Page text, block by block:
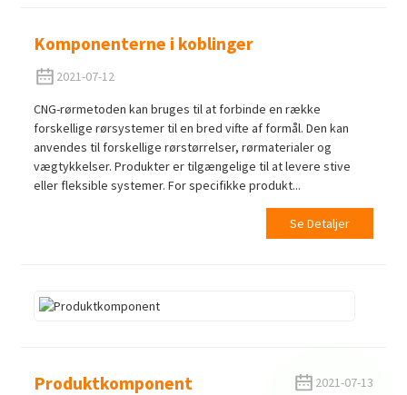
Komponenterne i koblinger
2021-07-12
CNG-rørmetoden kan bruges til at forbinde en række
forskellige rørsystemer til en bred vifte af formål. Den kan
anvendes til forskellige rørstørrelser, rørmaterialer og
vægtykkelser. Produkter er tilgængelige til at levere stive
eller fleksible systemer. For specifikke produkt...
Se Detaljer
Produktkomponent 2021-07-13